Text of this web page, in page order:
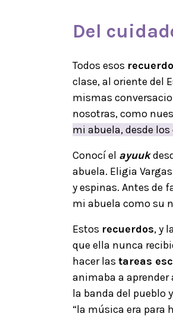
Del
Todos esos
clase, al oriente del
mismas
nosotras, como
mi abuela, desde
Conocí el ayuuk
abuela. Eligia
y espinas. Antes de
mi abuela como su
Estos recuerdos, y
que ella nunca
hacer las tareas
animaba a aprender
la banda del pueblo
“la música era para